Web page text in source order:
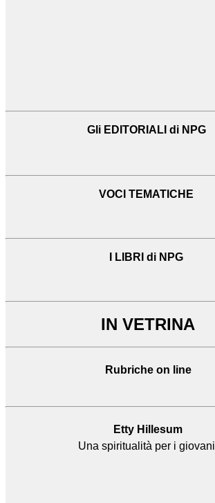
Gli EDITORIALI di NPG
VOCI TEMATICHE
I LIBRI di NPG
IN VETRINA
Rubriche on line
Etty Hillesum
Una spiritualità per i giovani